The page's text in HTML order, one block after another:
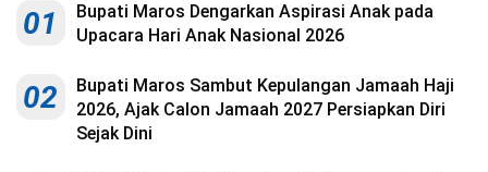
01
Bupati Maros Dengarkan Aspirasi Anak pada
Upacara Hari Anak Nasional 2026
02
Bupati Maros Sambut Kepulangan Jamaah Haji
2026, Ajak Calon Jamaah 2027 Persiapkan Diri
Sejak Dini